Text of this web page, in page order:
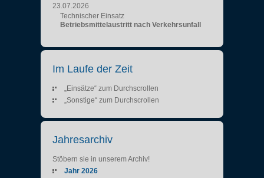
23.07.2026
Technischer Einsatz
Betriebsmittelaustritt nach Verkehrsunfall
Im Laufe der Zeit
„Einsätze“ zum Durchscrollen
„Sonstige“ zum Durchscrollen
Jahresarchiv
Stöbern sie in unserem Archiv!
Jahr 2026